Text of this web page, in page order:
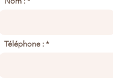
Téléphone :